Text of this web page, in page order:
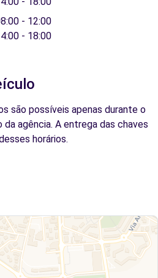
- 12:00
- 18:00
são possíveis apenas durante o
agência. A entrega das chaves
horários.